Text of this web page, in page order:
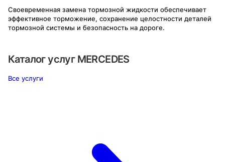
Своевременная замена тормозной жидкости обеспечивает
эффективное торможение, сохранение целостности деталей
тормозной системы и безопасность на дороге.
Каталог услуг MERCEDES
Все услуги